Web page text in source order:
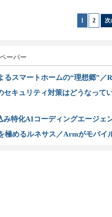
1 2 次
ーパー
るスマートホームの“理想郷”／
セキュリティ対策はどうなって
み特化AIコーディングエージェ
極めるルネサス／Armがモバイ